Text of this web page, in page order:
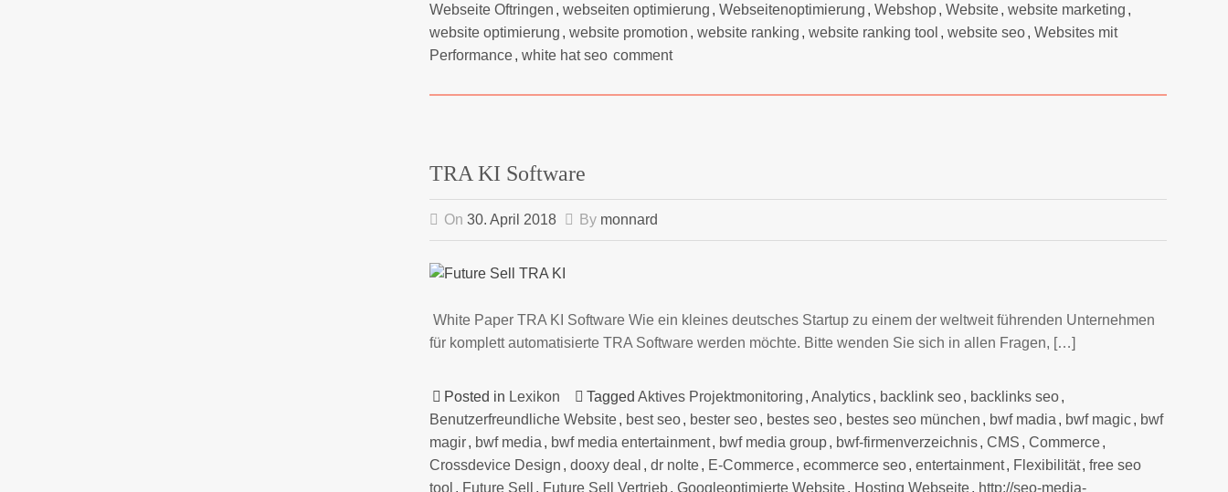
Webseite Oftringen ,webseiten optimierung ,Webseitenoptimierung ,Webshop,Website,website marketing ,
website optimierung ,website promotion ,website ranking ,website ranking tool ,website seo,Websites mit
Performance,white hat seo comment
TRA KI Software
On30. April 2018 By monnard
White Paper TRA KI Software Wie ein kleines deutsches Startup zu einem der weltweit führenden Unternehmen
für komplett automatisierte TRA Software werden möchte. Bitte wenden Sie sich in allen Fragen, […]
Posted in Lexikon TaggedAktives Projektmonitoring ,Analytics, backlink seo, backlinks seo,
Benutzerfreundliche Website, best seo, bester seo, bestes seo, bestes seo münchen , bwf madia , bwf magic, bwf
magir, bwf media , bwf media entertainment, bwf media group, bwf-firmenverzeichnis,CMS ,Commerce,
Crossdevice Design ,dooxy deal ,dr nolte, E-Commerce,ecommerce seo,entertainment, Flexibilität,free seo
tool , Future Sell , Future Sell Vertrieb,Googleoptimierte Website, Hosting Webseite, http://seo-media-